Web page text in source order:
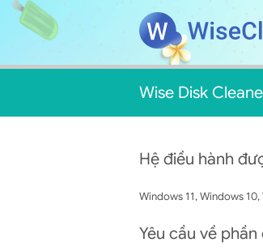
Wise Disk
Hệ điều hành
Windows 11, Windows
Yêu cầu về